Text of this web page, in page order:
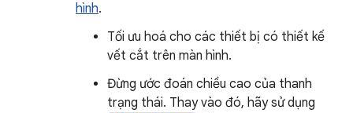
hình.
Tối ưu hoá cho các thiết bị có thiết kế
vết cắt trên màn hình.
Đừng ước đoán chiều cao của thanh
trạng thái. Thay vào đó, hãy sử dụng